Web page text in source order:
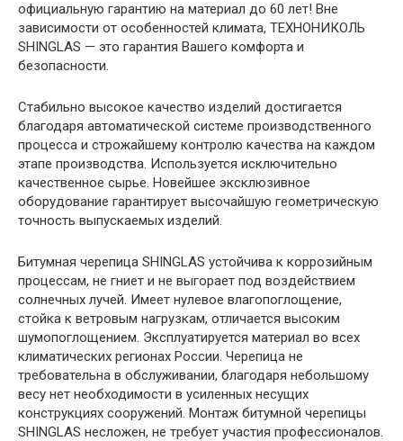
официальную гарантию на материал до 60 лет! Вне
зависимости от особенностей климата, ТЕХНОНИКОЛЬ
SHINGLAS — это гарантия Вашего комфорта и
безопасности.
Стабильно высокое качество изделий достигается
благодаря автоматической системе производственного
процесса и строжайшему контролю качества на каждом
этапе производства. Используется исключительно
качественное сырье. Новейшее эксклюзивное
оборудование гарантирует высочайшую геометрическую
точность выпускаемых изделий.
Битумная черепица SHINGLAS устойчива к коррозийным
процессам, не гниет и не выгорает под воздействием
солнечных лучей. Имеет нулевое влагопоглощение,
стойка к ветровым нагрузкам, отличается высоким
шумопоглощением. Эксплуатируется материал во всех
климатических регионах России. Черепица не
требовательна в обслуживании, благодаря небольшому
весу нет необходимости в усиленных несущих
конструкциях сооружений. Монтаж битумной черепицы
SHINGLAS несложен, не требует участия профессионалов.